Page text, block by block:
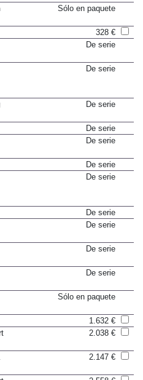
De serie
328 €
De serie
De serie
De serie
1.632 €